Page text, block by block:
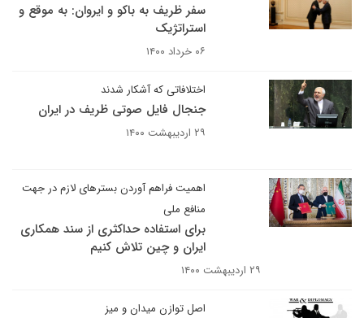
سفر ظریف به باکو و ایروان: به موقع و
استراتژیک
۰۶ خرداد ۱۴۰۰
اختلافاتی که آشکار شدند
جنجال فایل صوتی ظریف در ایران
۲۹ اردیبهشت ۱۴۰۰
اهمیت فراهم آوردن بسترهای لازم در جهت
منافع ملی
برای استفاده حداکثری از سند همکاری
ایران و چین تلاش کنیم
۲۹ اردیبهشت ۱۴۰۰
اصل توازن میدان و میز